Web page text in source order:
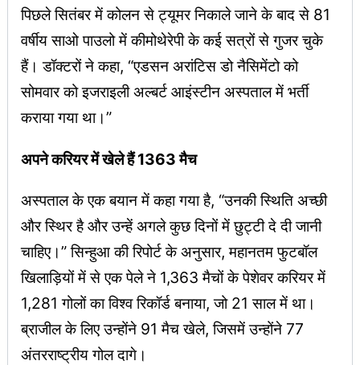
पिछले सितंबर में कोलन से ट्यूमर निकाले जाने के बाद से 81
वर्षीय साओ पाउलो में कीमोथेरेपी के कई सत्रों से गुजर चुके
हैं। डॉक्टरों ने कहा, “एडसन अरांटिस डो नैसिमेंटो को
सोमवार को इजराइली अल्बर्ट आइंस्टीन अस्पताल में भर्ती
कराया गया था।”
अपने करियर में खेले हैं 1363 मैच
अस्पताल के एक बयान में कहा गया है, “उनकी स्थिति अच्छी
और स्थिर है और उन्हें अगले कुछ दिनों में छुट्टी दे दी जानी
चाहिए।” सिन्हुआ की रिपोर्ट के अनुसार, महानतम फुटबॉल
खिलाड़ियों में से एक पेले ने 1,363 मैचों के पेशेवर करियर में
1,281 गोलों का विश्व रिकॉर्ड बनाया, जो 21 साल में था।
ब्राजील के लिए उन्होंने 91 मैच खेले, जिसमें उन्होंने 77
अंतरराष्ट्रीय गोल दागे।